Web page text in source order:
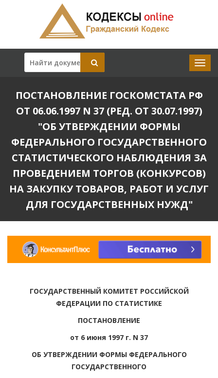
ПОСТАНОВЛЕНИЕ ГОСКОМСТАТА РФ
ОТ 06.06.1997 N 37 (РЕД. ОТ 30.07.1997)
"ОБ УТВЕРЖДЕНИИ ФОРМЫ
ФЕДЕРАЛЬНОГО ГОСУДАРСТВЕННОГО
СТАТИСТИЧЕСКОГО НАБЛЮДЕНИЯ ЗА
ПРОВЕДЕНИЕМ ТОРГОВ (КОНКУРСОВ)
НА ЗАКУПКУ ТОВАРОВ, РАБОТ И УСЛУГ
ДЛЯ ГОСУДАРСТВЕННЫХ НУЖД"
ГОСУДАРСТВЕННЫЙ КОМИТЕТ РОССИЙСКОЙ
ФЕДЕРАЦИИ ПО СТАТИСТИКЕ
ПОСТАНОВЛЕНИЕ
от 6 июня 1997 г. N 37
ОБ УТВЕРЖДЕНИИ ФОРМЫ ФЕДЕРАЛЬНОГО
ГОСУДАРСТВЕННОГО